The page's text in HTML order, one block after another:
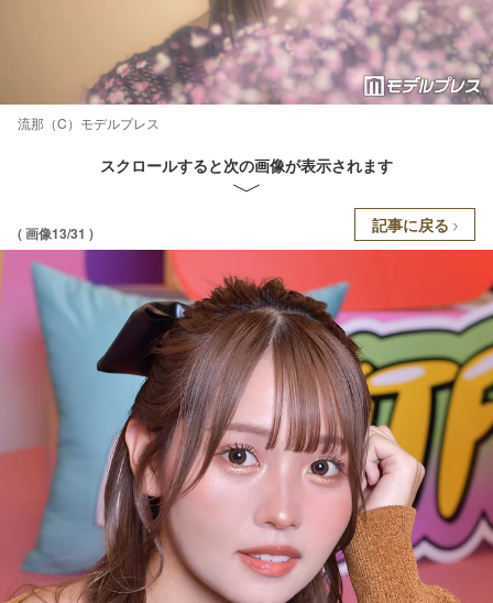
流那（C）モデルプレス
スクロールすると次の画像が表示されます
( 画像13/31 ) 記事に戻る